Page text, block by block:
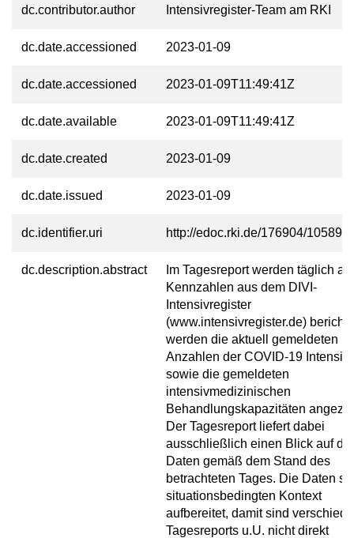
dc.contributor.author Intensivregister-Team am RKI
dc.date.accessioned 2023-01-09
dc.date.accessioned 2023-01-09T11:49:41Z
dc.date.available 2023-01-09T11:49:41Z
dc.date.created 2023-01-09
dc.date.issued 2023-01-09
dc.identifier.uri http://edoc.rki.de/176904/10589
dc.description.abstract
Im Tagesreport werden täglich
Kennzahlen aus dem DIVI-
Intensivregister
(www.intensivregister.de)
werden die aktuell gemeldeten
Anzahlen der COVID-19
sowie die gemeldeten
intensivmedizinischen
Behandlungskapazitäten
Der Tagesreport liefert dabei
ausschließlich einen Blick auf die
Daten gemäß dem Stand des
betrachteten Tages. Die Daten
situationsbedingten Kontext
aufbereitet, damit sind
Tagesreports u.U. nicht direkt